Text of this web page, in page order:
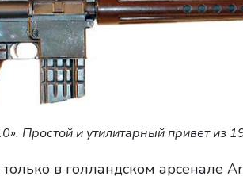
Простой и утилитарный привет из
в голландском арсенале